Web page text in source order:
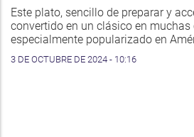
Este plato, sencillo de preparar y
convertido en un clásico en muchas
especialmente popularizado en
3 DE OCTUBRE DE 2024 - 10:16